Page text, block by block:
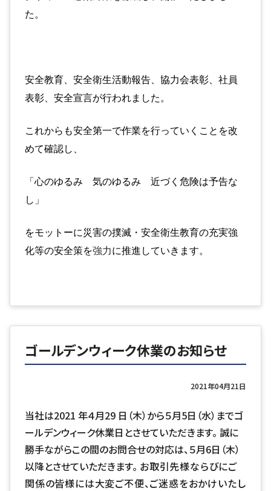
た。
安全教育、安全衛生活動報告、協力会表彰、社員
表彰、安全宣言が行われました。
これからも安全第一で作業を行っていくことを改
めて確認し、
「心のゆるみ 気のゆるみ 近づく危険は予告な
し」
をモットーに災害の撲滅・安全衛生教育の充実強
化等の安全策を強力に推進していきます。
ゴールデンウィーク休業のお知らせ
2021年04月21日
当社は2021 年４月29 日（木）から５月5日（水）までゴ
ールデンウィーク休業日とさせていただきます。 誠に
勝手ながらこの間のお問合せの対応は、５月6日（木）
以降とさせていただきます。 お取引先様ならびにご
関係の皆様には大変ご不便、ご迷惑をおかけいたし